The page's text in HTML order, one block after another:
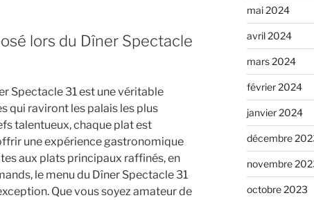
lors du Dîner Spectacle
Spectacle 31 est une véritable
qui raviront les palais les plus
talentueux, chaque plat est
une expérience gastronomique
aux plats principaux raffinés, en
le menu du Dîner Spectacle 31
Que vous soyez amateur de
mai 2024
avril 2024
mars 2024
février 2024
janvier 2024
décembre
novembre
octobre 2023